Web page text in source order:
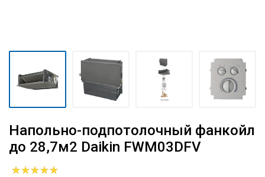
Напольно-подпотолочный фанкойл
до 28,7м2 Daikin FWM03DFV